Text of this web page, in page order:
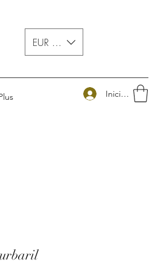
EUR (€)
Iniciar sesión